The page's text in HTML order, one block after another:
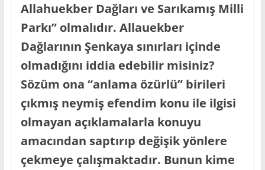
Allahuekber Dağları ve Sarıkamış Milli
Parkı” olmalıdır. Allauekber
Dağlarının Şenkaya sınırları içinde
olmadığını iddia edebilir misiniz?
Sözüm ona “anlama özürlü” birileri
çıkmış neymiş efendim konu ile ilgisi
olmayan açıklamalarla konuyu
amacından saptırıp değişik yönlere
çekmeye çalışmaktadır. Bunun kime